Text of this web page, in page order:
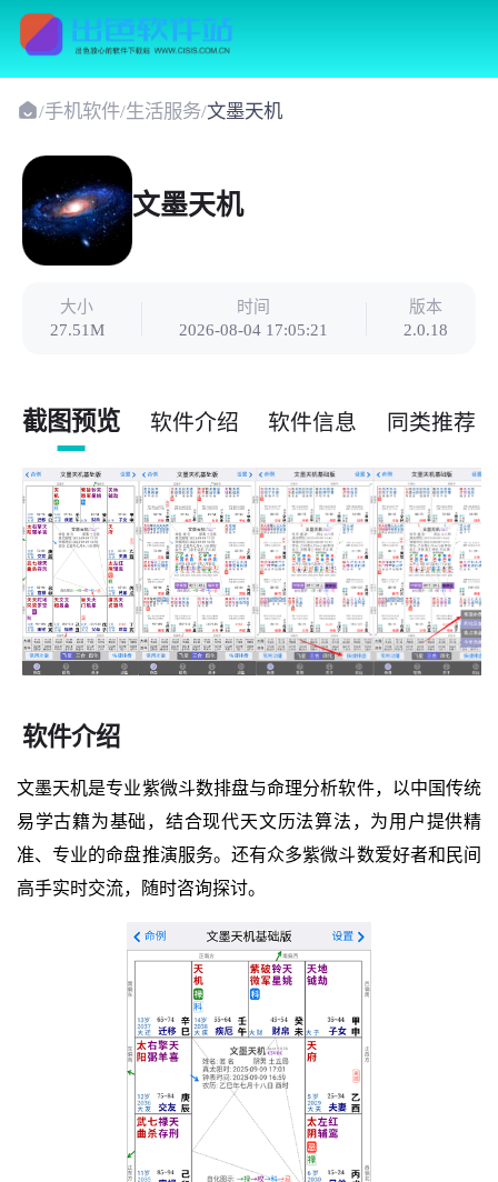
/手机软件/生活服务/文墨天机
文墨天机
大小
27.51M
时间
2026-08-04 17:05:21
版本
2.0.18
截图预览 软件介绍 软件信息 同类推荐
软件介绍
文墨天机是专业紫微斗数排盘与命理分析软件，以中国传统
易学古籍为基础，结合现代天文历法算法，为用户提供精
准、专业的命盘推演服务。还有众多紫微斗数爱好者和民间
高手实时交流，随时咨询探讨。